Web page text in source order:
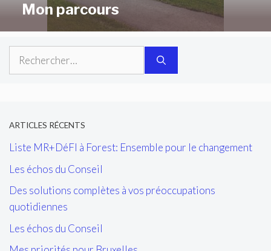
Mon parcours
Rechercher :
ARTICLES RÉCENTS
Liste MR+DéFI à Forest: Ensemble pour le changement
Les échos du Conseil
Des solutions complètes à vos préoccupations
quotidiennes
Les échos du Conseil